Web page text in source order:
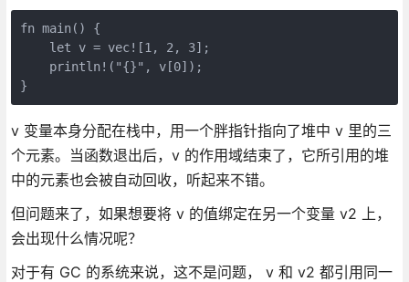
fn main() {
    let v = vec![1, 2, 3];
    println!("{}", v[0]);
}
v 变量本身分配在栈中，用一个胖指针指向了堆中 v 里的三
个元素。当函数退出后，v 的作用域结束了，它所引用的堆
中的元素也会被自动回收，听起来不错。
但问题来了，如果想要将 v 的值绑定在另一个变量 v2 上，
会出现什么情况呢？
对于有 GC 的系统来说，这不是问题， v 和 v2 都引用同一